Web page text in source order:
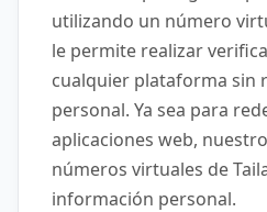
utilizando un número
le permite realizar
cualquier plataforma sin
personal. Ya sea para
aplicaciones web,
números virtuales de
información personal.